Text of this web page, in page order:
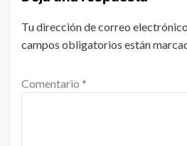
Tu dirección de correo
campos obligatorios están
Comentario *